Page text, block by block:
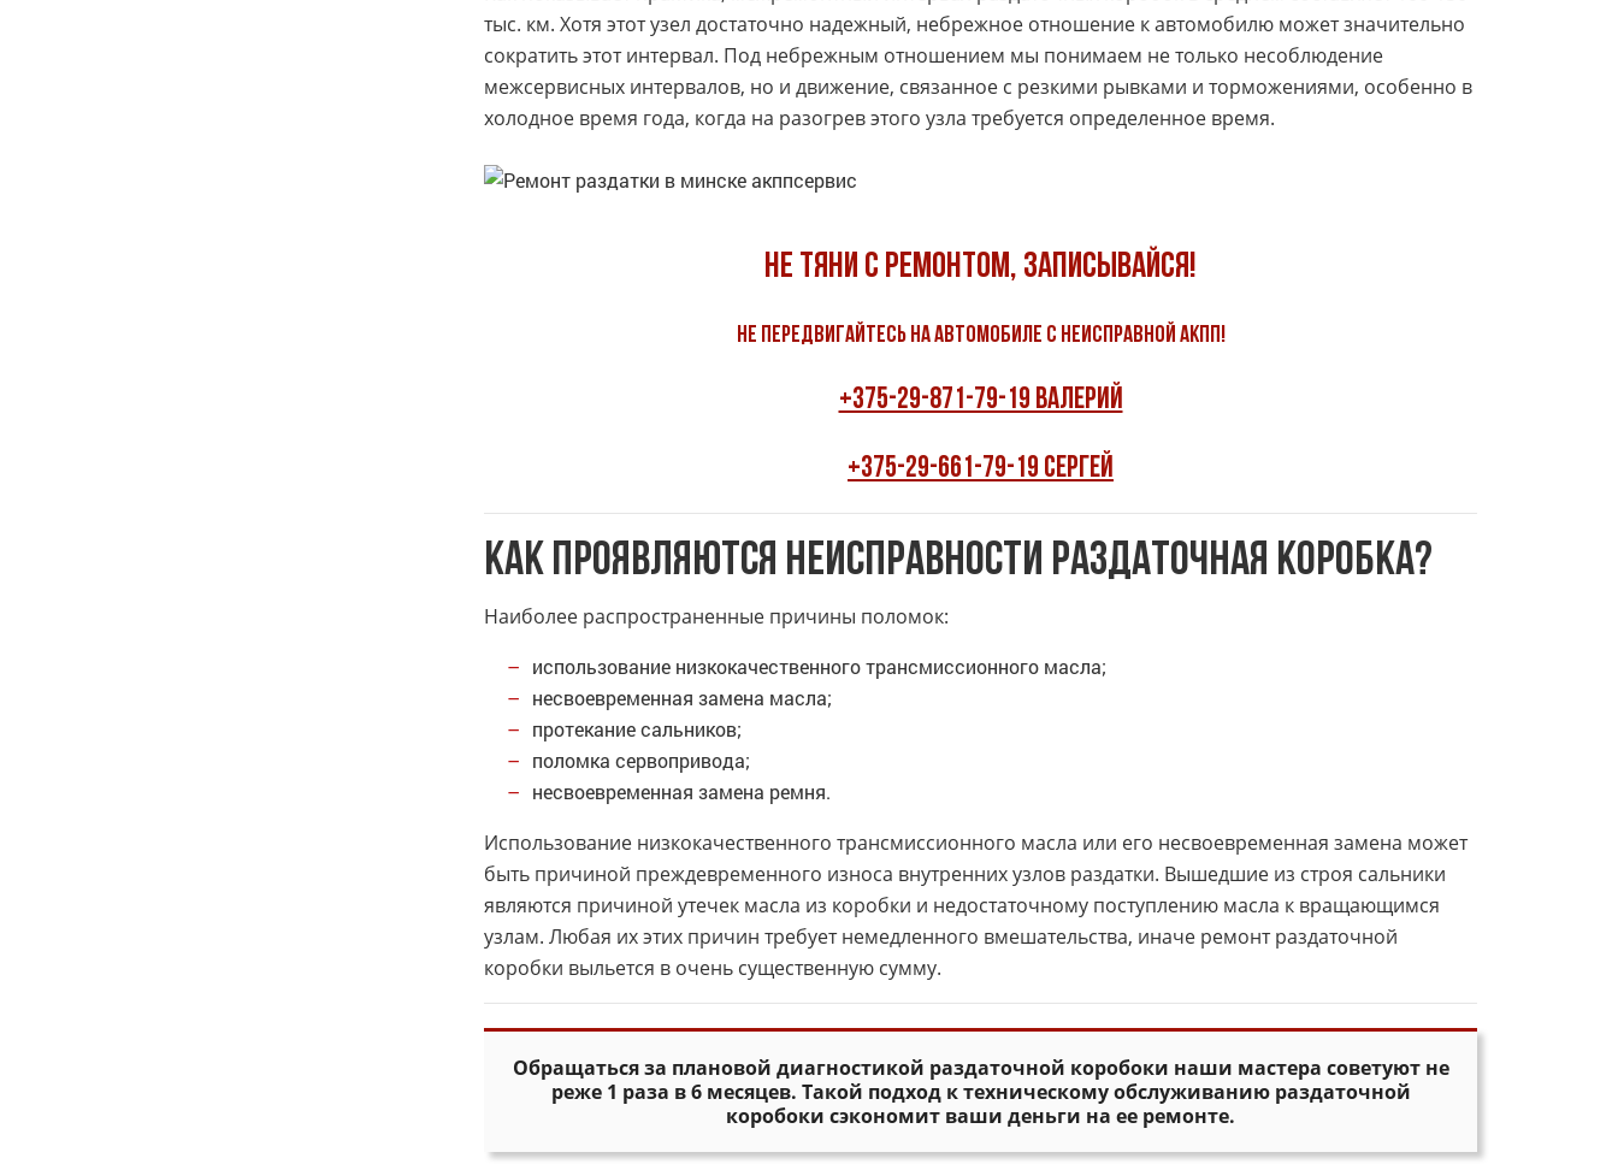
тыс. км. Хотя этот узел достаточно надежный, небрежное отношение к автомобилю может значительно
сократить этот интервал. Под небрежным отношением мы понимаем не только несоблюдение
межсервисных интервалов, но и движение, связанное с резкими рывками и торможениями, особенно в
холодное время года, когда на разогрев этого узла требуется определенное время.
Не тяни с ремонтом, записывайся!
Не передвигайтесь на автомобиле с неисправной АКПП!
+375-29-871-79-19 Валерий
+375-29-661-79-19 Сергей
КАК ПРОЯВЛЯЮТСЯ НЕИСПРАВНОСТИ Раздаточная коробка?
Наиболее распространенные причины поломок:
использование низкокачественного трансмиссионного масла;
несвоевременная замена масла;
протекание сальников;
поломка сервопривода;
несвоевременная замена ремня.
Использование низкокачественного трансмиссионного масла или его несвоевременная замена может
быть причиной преждевременного износа внутренних узлов раздатки. Вышедшие из строя сальники
являются причиной утечек масла из коробки и недостаточному поступлению масла к вращающимся
узлам. Любая их этих причин требует немедленного вмешательства, иначе ремонт раздаточной
коробки выльется в очень существенную сумму.
Обращаться за плановой диагностикой раздаточной коробоки наши мастера советуют не
реже 1 раза в 6 месяцев. Такой подход к техническому обслуживанию раздаточной
коробоки сэкономит ваши деньги на ее ремонте.